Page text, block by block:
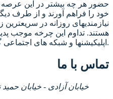
حضور هر چه بیشتر در این
خود را فراهم آورند و از طرف
نیازمندیهای روزانه در
هستند. تداوم این چرخه موجب
تماس با ما
خیابان آزادی - خیابان حمید